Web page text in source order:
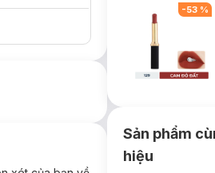
-53 %
Sản phẩm
hiệu